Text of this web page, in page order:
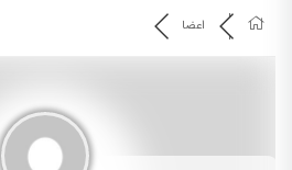
اعضا